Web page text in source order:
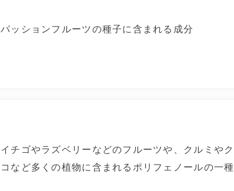
パッションフルーツの種子に含まれる成分
イチゴやラズベリーなどのフルーツや、クルミやク
コなど多くの植物に含まれるポリフェノールの一種